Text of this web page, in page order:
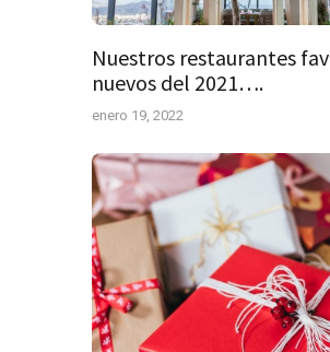
Nuestros restaurantes
nuevos del 2021….
enero 19, 2022